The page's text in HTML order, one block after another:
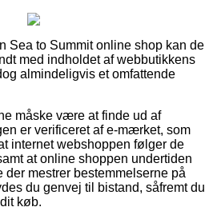
Sea to Summit online shop kan de
med indholdet af webbutikkens
almindeligvis et omfattende
måske være at finde ud af
er verificeret af e-mærket, som
internet webshoppen følger de
at online shoppen undertiden
der mestrer bestemmelserne på
du genvej til bistand, såfremt du
køb.